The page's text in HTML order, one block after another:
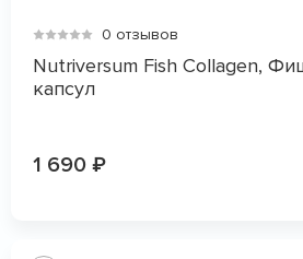
0 отзывов
Nutriversum Fish Collagen,
капсул
1 690 ₽